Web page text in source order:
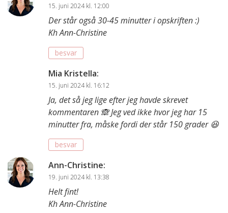
15. juni 2024 kl. 12:00
Der står også 30-45 minutter i opskriften :)
Kh Ann-Christine
besvar
Mia Kristella:
15. juni 2024 kl. 16:12
Ja, det så jeg lige efter jeg havde skrevet
kommentaren 🙈 Jeg ved ikke hvor jeg har 15
minutter fra, måske fordi der står 150 grader 😆
besvar
Ann-Christine:
19. juni 2024 kl. 13:38
Helt fint!
Kh Ann-Christine